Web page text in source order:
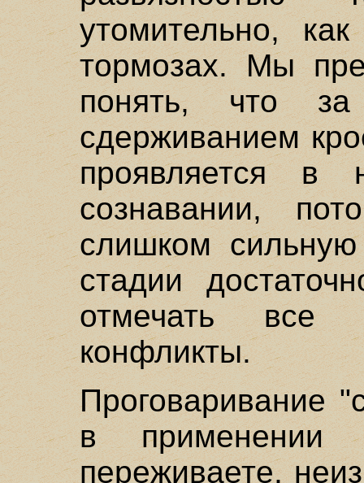
утомительно,
тормозах. Мы
понять, что за
сдерживанием
проявляется в
сознавании,
слишком
стадии
отмечать все
конфликты.
Проговаривание
в
переживаете,